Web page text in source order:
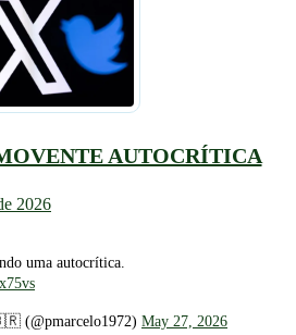
AUTOCRÍTICA
2026
uma autocrítica.
(@pmarcelo1972) May 27, 2026